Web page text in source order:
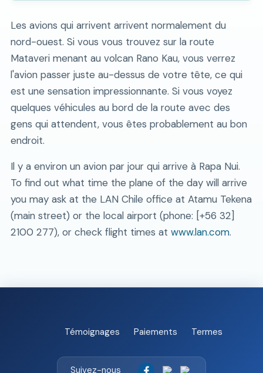
Les avions qui arrivent arrivent normalement du
nord-ouest. Si vous vous trouvez sur la route
Mataveri menant au volcan Rano Kau, vous verrez
l'avion passer juste au-dessus de votre tête, ce qui
est une sensation impressionnante. Si vous voyez
quelques véhicules au bord de la route avec des
gens qui attendent, vous êtes probablement au bon
endroit.
Il y a environ un avion par jour qui arrive à Rapa Nui.
To find out what time the plane of the day will arrive
you may ask at the LAN Chile office at Atamu Tekena
(main street) or the local airport (phone: [+56 32]
2100 277), or check flight times at www.lan.com.
Témoignages Paiements Termes
Suivez-nous